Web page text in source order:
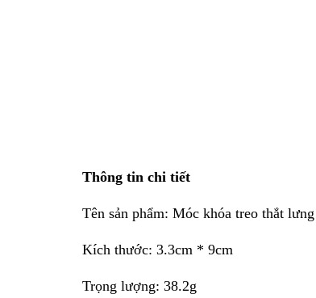
Thông tin chi tiết
Tên sản phẩm: Móc khóa treo thắt
Kích thước: 3.3cm * 9cm
Trọng lượng: 38.2g